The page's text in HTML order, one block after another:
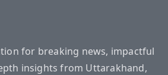
for breaking news, impactful
insights from Uttarakhand,